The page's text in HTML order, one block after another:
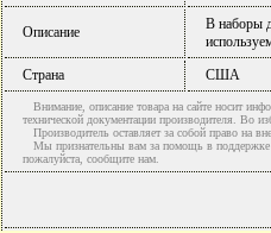
Описание
В наборы
Страна
США
Внимание, описание товара на сайте носит
технической документации производителя. Во
Производитель оставляет за собой право на
Мы признательны вам за помощь в поддержке
пожалуйста, сообщите нам.